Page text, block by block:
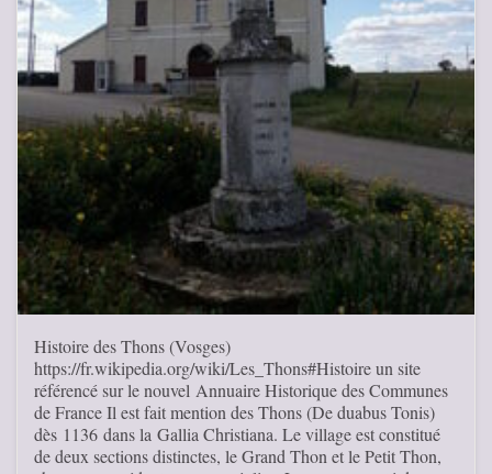
Histoire des Thons (Vosges)
https://fr.wikipedia.org/wiki/Les_Thons#Histoire un site
référencé sur le nouvel Annuaire Historique des Communes
de France Il est fait mention des Thons (De duabus Tonis)
dès 1136 dans la Gallia Christiana. Le village est constitué
de deux sections distinctes, le Grand Thon et le Petit Thon,